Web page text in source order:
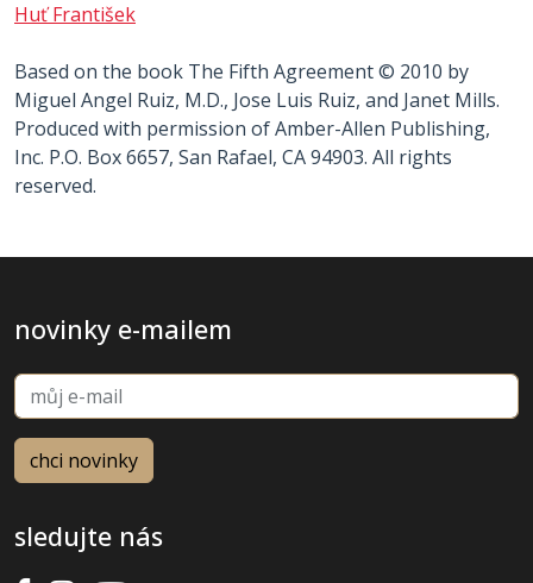
Huť František
Based on the book The Fifth Agreement © 2010 by
Miguel Angel Ruiz, M.D., Jose Luis Ruiz, and Janet Mills.
Produced with permission of Amber-Allen Publishing,
Inc. P.O. Box 6657, San Rafael, CA 94903. All rights
reserved.
novinky e-mailem
sledujte nás